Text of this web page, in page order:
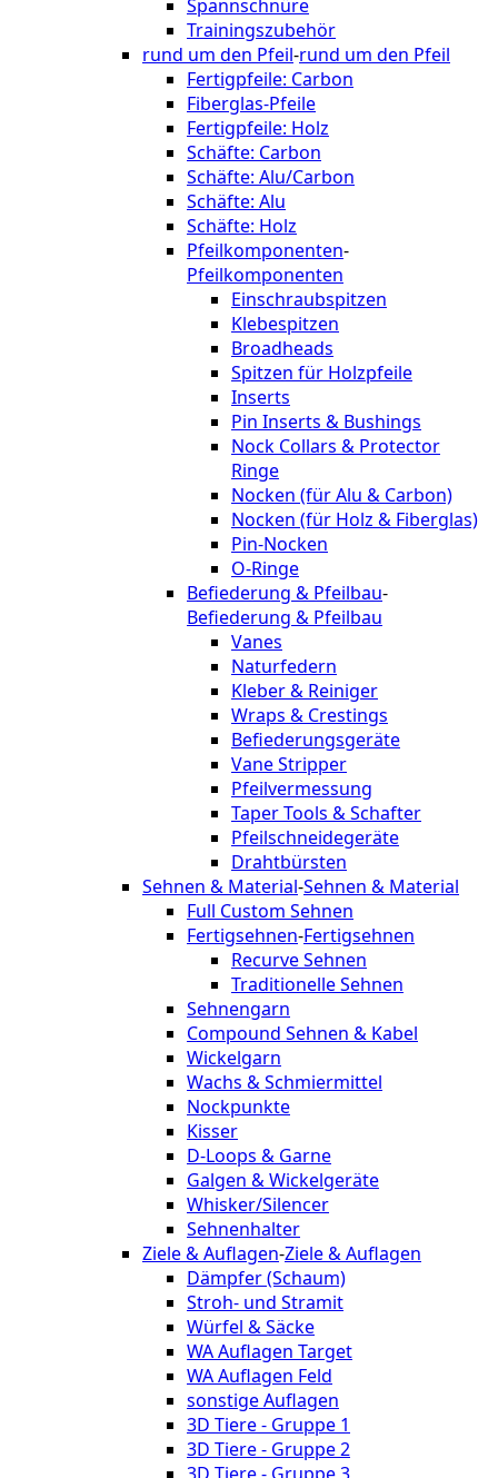
Spannschnüre
Trainingszubehör
rund um den Pfeil-rund um den Pfeil
Fertigpfeile: Carbon
Fiberglas-Pfeile
Fertigpfeile: Holz
Schäfte: Carbon
Schäfte: Alu/Carbon
Schäfte: Alu
Schäfte: Holz
Pfeilkomponenten-
Pfeilkomponenten
Einschraubspitzen
Klebespitzen
Broadheads
Spitzen für Holzpfeile
Inserts
Pin Inserts & Bushings
Nock Collars & Protector
Ringe
Nocken (für Alu & Carbon)
Nocken (für Holz & Fiberglas)
Pin-Nocken
O-Ringe
Befiederung & Pfeilbau-
Befiederung & Pfeilbau
Vanes
Naturfedern
Kleber & Reiniger
Wraps & Crestings
Befiederungsgeräte
Vane Stripper
Pfeilvermessung
Taper Tools & Schafter
Pfeilschneidegeräte
Drahtbürsten
Sehnen & Material-Sehnen & Material
Full Custom Sehnen
Fertigsehnen-Fertigsehnen
Recurve Sehnen
Traditionelle Sehnen
Sehnengarn
Compound Sehnen & Kabel
Wickelgarn
Wachs & Schmiermittel
Nockpunkte
Kisser
D-Loops & Garne
Galgen & Wickelgeräte
Whisker/Silencer
Sehnenhalter
Ziele & Auflagen-Ziele & Auflagen
Dämpfer (Schaum)
Stroh- und Stramit
Würfel & Säcke
WA Auflagen Target
WA Auflagen Feld
sonstige Auflagen
3D Tiere - Gruppe 1
3D Tiere - Gruppe 2